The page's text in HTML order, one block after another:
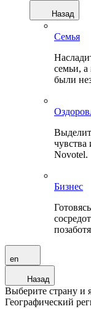
Назад
Семья
семьи,
были
чувства
Novotel.
Бизнес
en
Назад
Выберите страну и
Географический